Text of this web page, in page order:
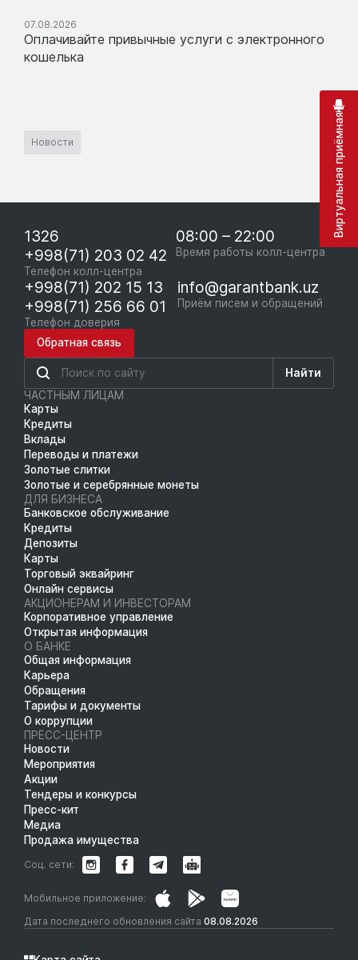
07.08.2026
Оплачивайте привычные услуги с электронного
кошелька
Новости
1326
+998(71) 203 02 42
Телефон колл-центра
08:00 – 22:00
Время работы колл-центра
+998(71) 202 15 13
+998(71) 256 66 01
Телефон доверия
info@garantbank.uz
Приём писем и обращений
Обратная связь
Найти
ЧАСТНЫМ ЛИЦАМ
Карты
Кредиты
Вклады
Переводы и платежи
Золотые слитки
Золотые и серебрянные монеты
ДЛЯ БИЗНЕСА
Банковское обслуживание
Кредиты
Депозиты
Карты
Торговый эквайринг
Онлайн сервисы
АКЦИОНЕРАМ И ИНВЕСТОРАМ
Корпоративное управление
Открытая информация
О БАНКЕ
Общая информация
Карьера
Обращения
Тарифы и документы
О коррупции
ПРЕСС-ЦЕНТР
Новости
Мероприятия
Акции
Тендеры и конкурсы
Пресс-кит
Медиа
Продажа имущества
Дата последнего обновления сайта 08.08.2026
Мобильное приложение:
Соц. сети:
Виртуальная приёмная